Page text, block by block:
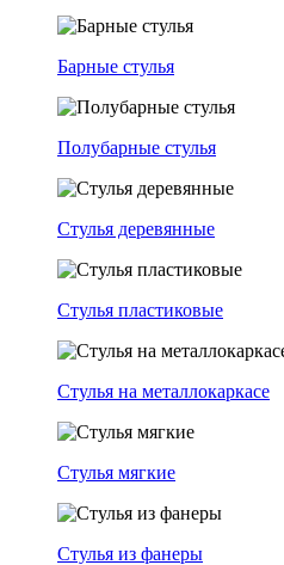
Барные стулья
Полубарные стулья
Стулья деревянные
Стулья пластиковые
Стулья на металлокаркасе
Стулья мягкие
Стулья из фанеры